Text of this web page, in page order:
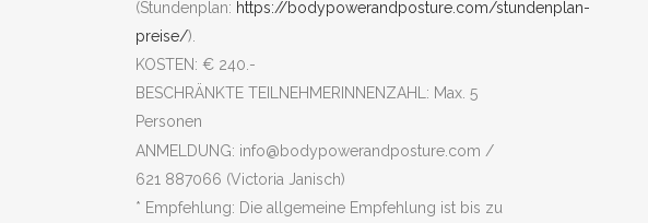
(Stundenplan: https://bodypowerandposture.com/stundenplan-
preise/).
KOSTEN: € 240.-
BESCHRÄNKTE TEILNEHMERINNENZAHL: Max. 5
Personen
ANMELDUNG: info@bodypowerandposture.com /
621 887066 (Victoria Janisch)
* Empfehlung: Die allgemeine Empfehlung ist bis zu